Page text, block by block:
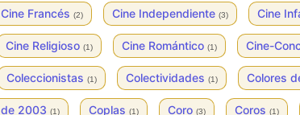
Cine Francés (2) Cine Independiente (3) Cine
Cine Religioso (1) Cine Romántico (1) Cine-
Coleccionistas (1) Colectividades (1) Colores
de 2003 (1) Coplas (1) Coro (3) Coros (1)